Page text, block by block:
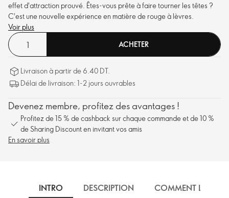
effet d'attraction prouvé. Êtes-vous prête à faire tourner les têtes ?
C'est une nouvelle expérience en matière de rouge à lèvres.
Voir plus
ACHETER
Livraison à partir de 6.40 DT.
Délai de livraison: 1-2 jours ouvrables
Devenez membre, profitez des avantages !
Profitez de 15 % de cashback sur chaque commande et de 10 %
de Sharing Discount en invitant vos amis
En savoir plus
INTRO DESCRIPTION COMMENT